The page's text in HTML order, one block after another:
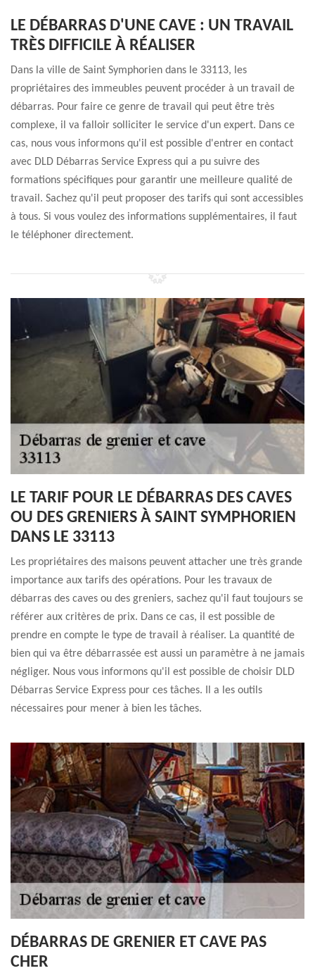
LE DÉBARRAS D'UNE CAVE : UN TRAVAIL
TRÈS DIFFICILE À RÉALISER
Dans la ville de Saint Symphorien dans le 33113, les
propriétaires des immeubles peuvent procéder à un travail de
débarras. Pour faire ce genre de travail qui peut être très
complexe, il va falloir solliciter le service d'un expert. Dans ce
cas, nous vous informons qu'il est possible d'entrer en contact
avec DLD Débarras Service Express qui a pu suivre des
formations spécifiques pour garantir une meilleure qualité de
travail. Sachez qu'il peut proposer des tarifs qui sont accessibles
à tous. Si vous voulez des informations supplémentaires, il faut
le téléphoner directement.
LE TARIF POUR LE DÉBARRAS DES CAVES
OU DES GRENIERS À SAINT SYMPHORIEN
DANS LE 33113
Les propriétaires des maisons peuvent attacher une très grande
importance aux tarifs des opérations. Pour les travaux de
débarras des caves ou des greniers, sachez qu'il faut toujours se
référer aux critères de prix. Dans ce cas, il est possible de
prendre en compte le type de travail à réaliser. La quantité de
bien qui va être débarrassée est aussi un paramètre à ne jamais
négliger. Nous vous informons qu'il est possible de choisir DLD
Débarras Service Express pour ces tâches. Il a les outils
nécessaires pour mener à bien les tâches.
DÉBARRAS DE GRENIER ET CAVE PAS
CHER